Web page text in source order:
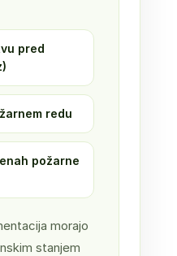
pred
redu
požarne
morajo
stanjem